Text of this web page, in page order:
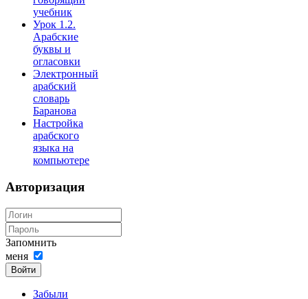
учебник
Урок 1.2.
Арабские
буквы и
огласовки
Электронный
арабский
словарь
Баранова
Настройка
арабского
языка на
компьютере
Авторизация
Запомнить
меня
Войти
Забыли